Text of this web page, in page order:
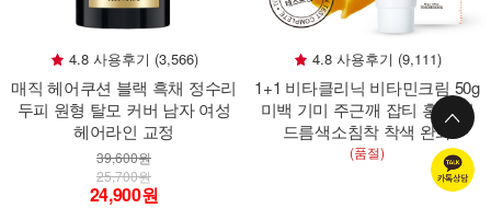
4.8 사용후기 (3,566)
매직 헤어쿠션 블랙 흑채 정수리
두피 원형 탈모 커버 남자 여성
헤어라인 교정
39,600원
25,700원
24,900원
4.8 사용후기 (9,111)
1+1 비타클리닉 비타민크림 50g
미백 기미 주근깨 잡티 홍조 여
드름색소침착 착색 완화
(품절)